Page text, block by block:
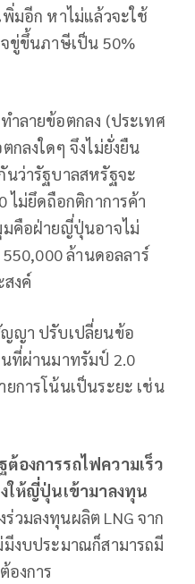
มอีก หาไม่แล้วจะใช้
ขู่ขึ้นภาษีเป็น 50%
ำลายข้อตกลง (ประเทศ
ลงใดๆ จึงไม่ยั่งยืน
นว่ารัฐบาลสหรัฐจะ
ม่ยึดถือกติกาการค้า
คือฝ่ายญี่ปุ่นอาจไม่
ล้านดอลลาร์
งค์
ญา ปรับเปลี่ยนข้อ
ที่ผ่านมาทรัมป์ 2.0
การโน้นเป็นระยะ เช่น
องการรถไฟความเร็ว
ให้ญี่ปุ่นเข้ามาลงทุน
วมลงทุนผลิต LNG จาก
งบประมาณก็สามารถมี
องการ